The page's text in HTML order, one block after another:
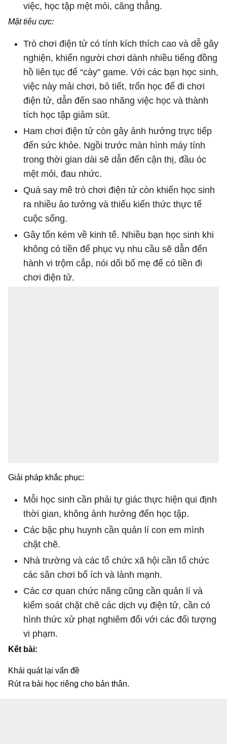
việc, học tập mệt mỏi, căng thẳng.
Mặt tiêu cực:
Trò chơi điện tử có tính kích thích cao và dễ gây
nghiện, khiến người chơi dành nhiều tiếng đồng
hồ liên tục để “cày” game. Với các bạn học sinh,
việc này mải chơi, bỏ tiết, trốn học để đi chơi
điện tử, dẫn đến sao nhãng việc học và thành
tích học tập giảm sút.
Ham chơi điện tử còn gây ảnh hưởng trực tiếp
đến sức khỏe. Ngồi trước màn hình máy tính
trong thời gian dài sẽ dẫn đến cận thị, đầu óc
mệt mỏi, đau nhức.
Quá say mê trò chơi điện tử còn khiến học sinh
ra nhiều ảo tưởng và thiếu kiến thức thực tế
cuộc sống.
Gây tốn kém về kinh tế. Nhiều bạn học sinh khi
không có tiền để phục vụ nhu cầu sẽ dẫn đến
hành vi trộm cắp, nói dối bố mẹ để có tiền đi
chơi điện tử.
Giải pháp khắc phục:
Mỗi học sinh cần phải tự giác thực hiện qui định
thời gian, không ảnh hưởng đến học tập.
Các bậc phụ huynh cần quản lí con em mình
chặt chẽ.
Nhà trường và các tổ chức xã hội cần tổ chức
các sân chơi bổ ích và lành mạnh.
Các cơ quan chức năng cũng cần quản lí và
kiểm soát chặt chẽ các dịch vụ điện tử, cần có
hình thức xử phạt nghiêm đối với các đối tượng
vi phạm.
Kết bài:
Khái quát lại vấn đề
Rút ra bài học riêng cho bản thân.